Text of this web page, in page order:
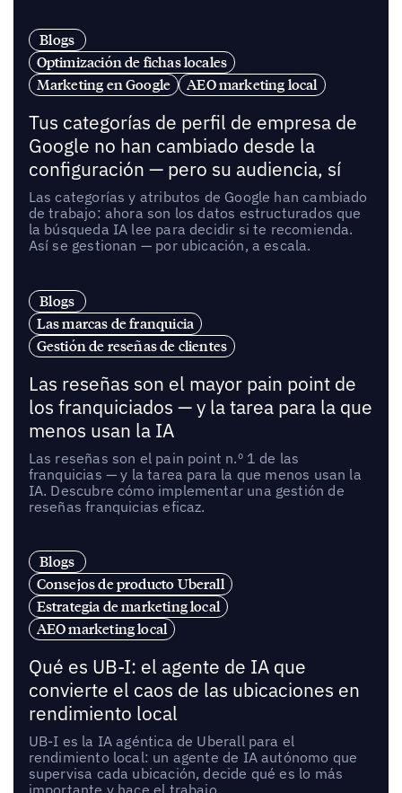
Blogs
Optimización de fichas locales
Marketing en Google
AEO marketing local
Tus categorías de perfil de empresa de
Google no han cambiado desde la
configuración — pero su audiencia, sí
Las categorías y atributos de Google han cambiado
de trabajo: ahora son los datos estructurados que
la búsqueda IA lee para decidir si te recomienda.
Así se gestionan — por ubicación, a escala.
Blogs
Las marcas de franquicia
Gestión de reseñas de clientes
Las reseñas son el mayor pain point de
los franquiciados — y la tarea para la que
menos usan la IA
Las reseñas son el pain point n.º 1 de las
franquicias — y la tarea para la que menos usan la
IA. Descubre cómo implementar una gestión de
reseñas franquicias eficaz.
Blogs
Consejos de producto Uberall
Estrategia de marketing local
AEO marketing local
Qué es UB-I: el agente de IA que
convierte el caos de las ubicaciones en
rendimiento local
UB-I es la IA agéntica de Uberall para el
rendimiento local: un agente de IA autónomo que
supervisa cada ubicación, decide qué es lo más